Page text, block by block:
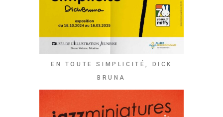
EN TOUTE SIMPLICITÉ, DICK
BRUNA